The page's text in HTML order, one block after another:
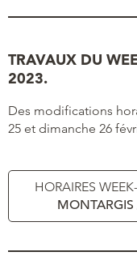
TRAVAUX DU
2023.
Des modifications
25 et dimanche 26
HORAIRES